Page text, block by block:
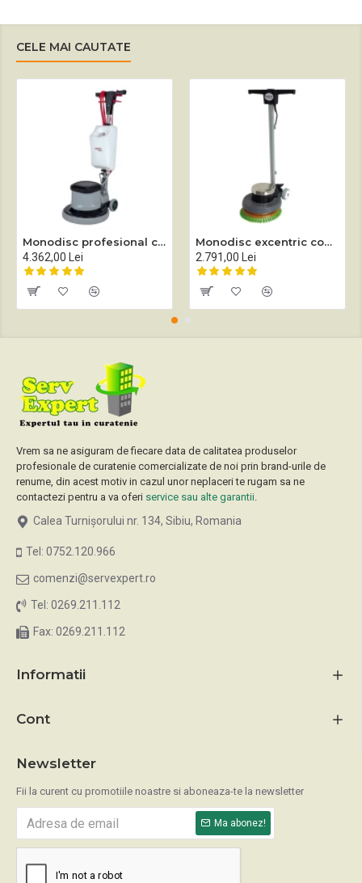
CELE MAI CAUTATE
Monodisc profesional complet echipat Sprintus EM 17 EVO
4.362,00 Lei
Monodisc excentric complet echipat Sprintus EEM 13R
2.791,00 Lei
Vrem sa ne asiguram de fiecare data de calitatea produselor
profesionale de curatenie comercializate de noi prin brand-urile de
renume, din acest motiv in cazul unor neplaceri te rugam sa ne
contactezi pentru a va oferi service sau alte garantii.
Calea Turnișorului nr. 134, Sibiu, Romania
Tel: 0752.120.966
comenzi@servexpert.ro
Tel: 0269.211.112
Fax: 0269.211.112
Informatii
Cont
Newsletter
Fii la curent cu promotiile noastre si aboneaza-te la newsletter
Ma abonez!